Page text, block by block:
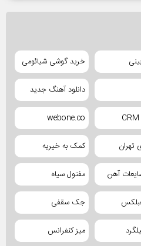
خرید گوشی شیائومی
دانلود آهنگ جدید
webone.co
تهران کمک به خیریه
آهن مفتول سیاه
جک سقفی
میز کنفرانس